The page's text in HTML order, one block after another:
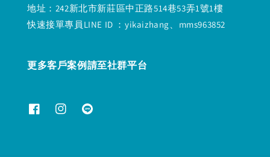
地址：242新北市新莊區中正路514巷53弄1號1樓
快速接單專員LINE ID ：yikaizhang、mms963852
更多客戶案例請至社群平台